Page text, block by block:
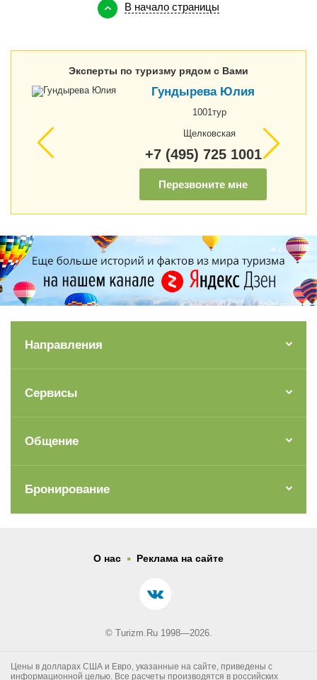
В начало страницы
Эксперты по туризму рядом с Вами
Гундырева Юлия
1001тур
Щелковская
+7 (495) 725 1001
Перезвоните мне
Направления
Сервисы
Общение
Бронирование
О нас . Реклама на сайте
© Turizm.Ru 1998—2026.
Цены в долларах США и Евро, указанные на сайте, приведены с
информационной целью. Все расчеты производятся в российских